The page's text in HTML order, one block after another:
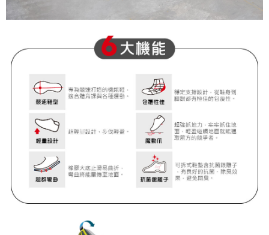
「AFTEE先享後付」，若未經同意申辦者引起之損失，本公司不負相關責
時審查核予不同之上限額度；若仍有額度不足之情形，本公司將視審查結果
請求用戶進行身份認證。
５．嚴禁一人註冊多個帳號或使用他人資訊註冊。若發現惡意使用之情形，